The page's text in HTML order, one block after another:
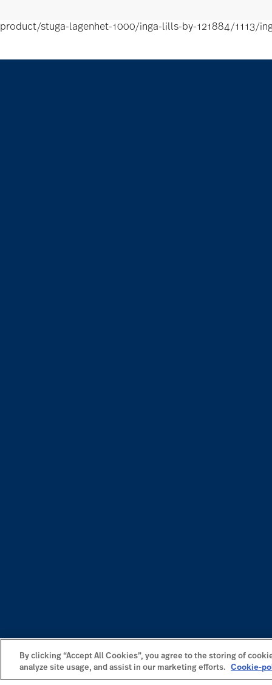
product/stuga-lagenhet-1000/inga-lills-by-121884/1113/
By clicking “Accept All Cookies”, you agree to the storing of
analyze site usage, and assist in our marketing efforts.
Cookie-